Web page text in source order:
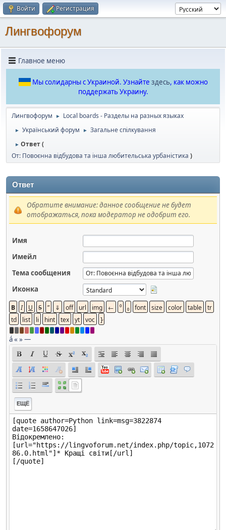
Войти Регистрация
Лингвофорум
Главное меню
Мы солидарны с Украиной. Узнайте здесь, как можно
поддержать Украину.
Лингвофорум ► Local boards - Разделы на разных языках
► Український форум ► Загальне спілкування
► Ответ (
От: Повоєнна відбудова та інша любительська урбаністика )
Ответ
Обратите внимание: данное сообщение не будет
отображаться, пока модератор не одобрит его.
Имя
Имейл
Тема сообщения
Иконка
á« »—
ЕЩЁ